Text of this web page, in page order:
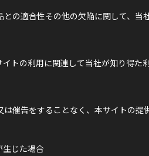
の適合性その他の欠陥に関して、当
トの利用に関連して当社が知り得た
催告をすることなく、本サイトの提
生じた場合